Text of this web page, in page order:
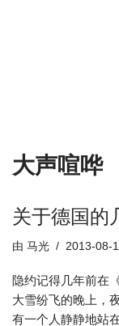
大声喧哗
关于德国的
由 马光 2013-08-
隐约记得几年前在
大雪纷飞的晚上，
有一个人静静地站